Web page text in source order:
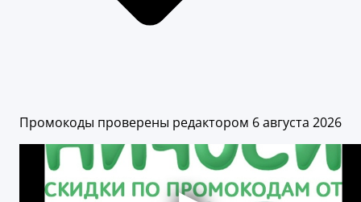
Промокоды проверены редактором 6 августа 2026